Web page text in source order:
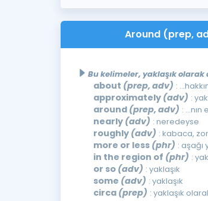
Around (prep,
Bu kelimeler, yaklaşık
about (prep, adv) :
approximately (adv) :
around (prep, adv) :
nearly (adv) : neredeyse
roughly (adv) : kabaca,
more or less (phr) : aşağı
in the region of (phr) :
or so (adv) : yaklaşık
some (adv) : yaklaşık
circa (prep) : yaklaşık